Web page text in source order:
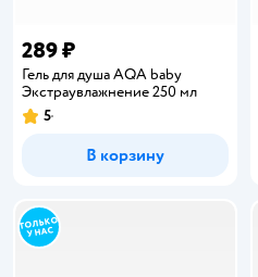
289 ₽
Гель для душа AQA baby
Экстраувлажнение 250 мл
Рейтинг:
5
В корзину